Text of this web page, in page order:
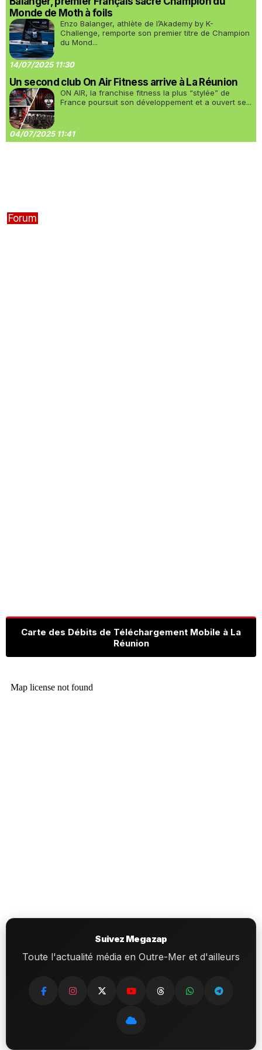
Monde de Moth à foils
Enzo Balanger, athlète de l’Akademy by K-
Challenge, remporte son premier titre de Champion
du Mond...
14/07/2025 11:30
Un second club On Air Fitness arrive à La Réunion
ON AIR, la franchise fitness la plus “stylée” de
France poursuit son développement et a ouvert se...
04/07/2025 11:41
Forum
Carte des Débits de Téléchargement Mobile à La
Réunion
Suivez Megazap
Toute l'actualité média en Outre-Mer et d'ailleurs